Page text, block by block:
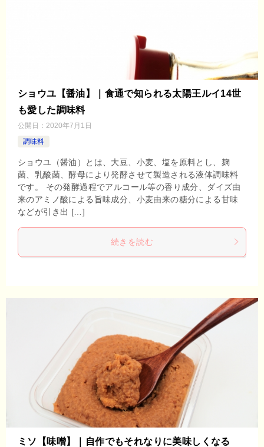
ショウユ【醤油】｜食通で知られる太陽王ルイ14世
も愛した調味料
公開日： 2020年7月1日
調味料
ショウユ（醤油）とは、大豆、小麦、塩を原料とし、麹
菌、乳酸菌、酵母により発酵させて製造される液体調味料
です。 その発酵過程でアルコール等の香り成分、ダイズ由
来のアミノ酸による旨味成分、小麦由来の糖分による甘味
などが引き出 […]
続きを読む
ミソ【味噌】｜自作でもそれなりに美味しくなる